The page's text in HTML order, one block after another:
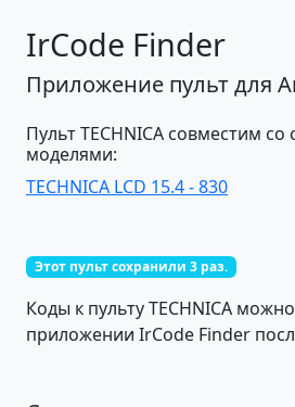
IrCode Finder
Приложение пульт для
Пульт TECHNICA совместим
моделями:
TECHNICA LCD 15.4 - 830
Этот пульт сохранили 3 раз.
Коды к пульту TECHNICA
приложении IrCode Finder